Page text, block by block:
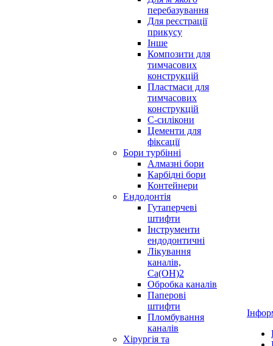
перебазування
Для реєстрації
прикусу
Інше
Композити для
тимчасових
конструкцій
Пластмаси для
тимчасових
конструкцій
С-силікони
Цементи для
фіксації
Бори турбінні
Алмазні бори
Карбідні бори
Контейнери
Ендодонтія
Гутаперчеві
штифти
Інструменти
ендодонтичні
Лікування
каналів,
Ca(OH)2
Обробка каналів
Паперові
штифти
Пломбування
каналів
Хірургія та